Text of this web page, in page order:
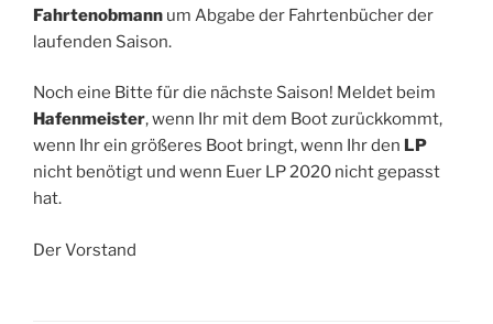
Fahrtenobmann um Abgabe der Fahrtenbücher der
laufenden Saison.
Noch eine Bitte für die nächste Saison! Meldet beim
Hafenmeister, wenn Ihr mit dem Boot zurückkommt,
wenn Ihr ein größeres Boot bringt, wenn Ihr den LP
nicht benötigt und wenn Euer LP 2020 nicht gepasst
hat.
Der Vorstand